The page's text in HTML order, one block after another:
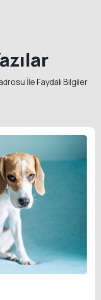
İle Faydalı Bilgiler